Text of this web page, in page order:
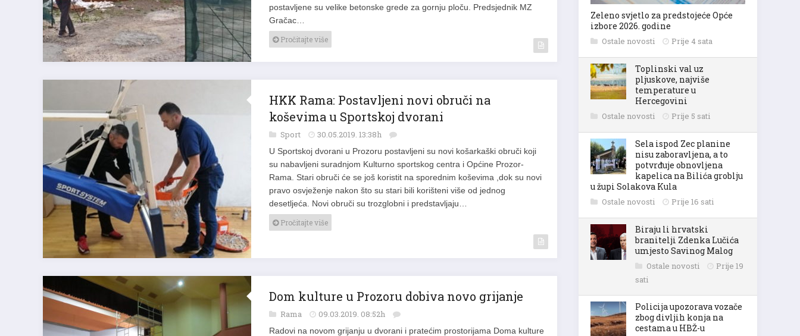
postavljene su velike betonske grede za gornju ploču. Predsjednik MZ
Gračac…
Pročitajte više
HKK Rama: Postavljeni novi obruči na
koševima u Sportskoj dvorani
Sport 30.05.2019. 13:38h
U Sportskoj dvorani u Prozoru postavljeni su novi košarkaški obruči koji
su nabavljeni suradnjom Kulturno sportskog centra i Općine Prozor-
Rama. Stari obruči će se još koristit na sporednim koševima ,dok su novi
pravo osvježenje nakon što su stari bili korišteni više od jednog
desetljeća. Novi obruči su trozglobni i predstavljaju…
Pročitajte više
Dom kulture u Prozoru dobiva novo grijanje
Rama 09.03.2019. 08:52h
Radovi na novom grijanju u dvorani i pratećim prostorijama Doma kulture
Zeleno svjetlo za predstojeće Opće
izbore 2026. godine
Ostale novosti Prije 4 sata
Toplinski val uz
pljuskove, najviše
temperature u
Hercegovini
Ostale novosti Prije 5 sati
Sela ispod Zec planine
nisu zaboravljena, a to
potvrđuje obnovljena
kapelica na Bilića groblju
u župi Solakova Kula
Ostale novosti Prije 16 sati
Biraju li hrvatski
branitelji Zdenka Lučića
umjesto Savinog Malog
Ostale novosti
Prije 19
sati
Policija upozorava vozače
zbog divljih konja na
cestama u HBŽ-u